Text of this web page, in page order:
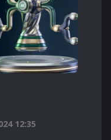
12:35